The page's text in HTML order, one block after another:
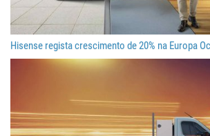
Hisense regista crescimento de 20% na Europa